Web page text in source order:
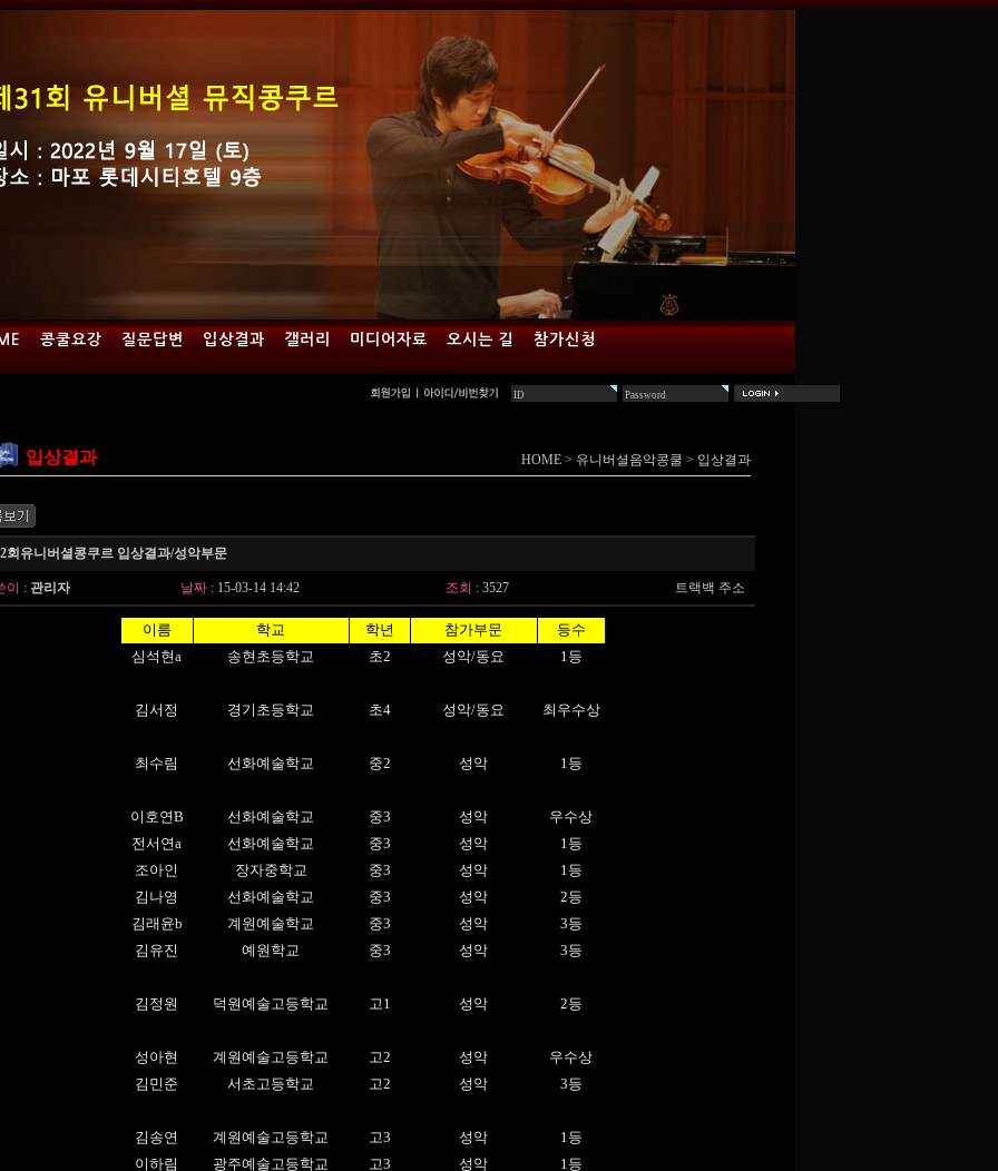
콩쿨요강 질문답변 입상결과 갤러리 미디어자료 오시는 길 참가신청
입상결과 HOME > 유니버셜음악콩쿨 > 입상결과
회유니버셜콩쿠르 입상결과/성악부문
이 : 관리자 날짜 : 15-03-14 14:42 조회 : 3527 트랙백 주소
이름 학교 학년 참가부문
등수
심석현a
송현초등학교 초2 성악/동요 1등
김서정 경기초등학교 초4 성악/동요 최우수상
최수림 선화예술학교 중2 성악 1등
이호연B 선화예술학교 중3 성악
우수상
전서연a
선화예술학교 중3 성악
1등
조아인
장자중학교 중3 성악
1등
김나영
선화예술학교 중3 성악
2등
김래윤b
계원예술학교 중3 성악
3등
김유진
예원학교 중3 성악 3등
김정원 덕원예술고등학교 고1 성악 2등
성아현 계원예술고등학교 고2 성악
우수상
김민준
서초고등학교 고2 성악 3등
김송연 계원예술고등학교 고3 성악
1등
이하림
광주예술고등학교 고3 성악
1등